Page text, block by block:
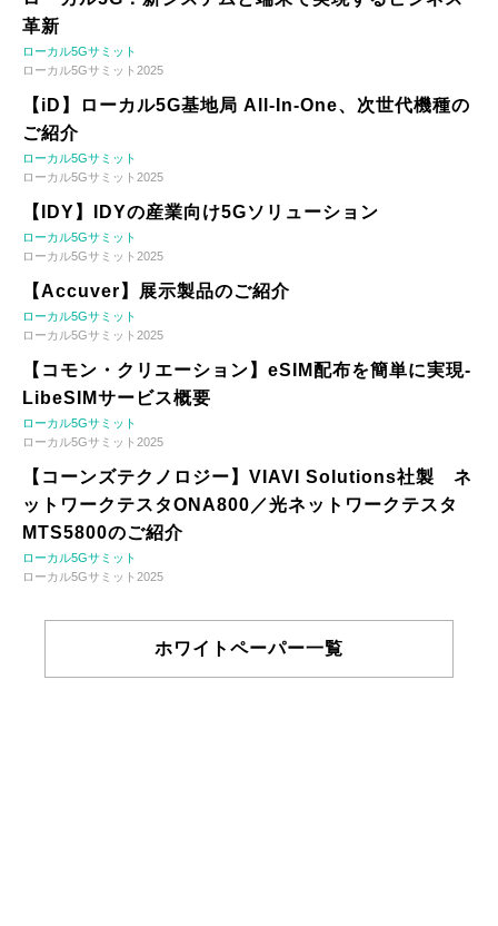
革新
ローカル5Gサミット
ローカル5Gサミット2025
【iD】ローカル5G基地局 All-In-One、次世代機種の
ご紹介
ローカル5Gサミット
ローカル5Gサミット2025
【IDY】IDYの産業向け5Gソリューション
ローカル5Gサミット
ローカル5Gサミット2025
【Accuver】展示製品のご紹介
ローカル5Gサミット
ローカル5Gサミット2025
【コモン・クリエーション】eSIM配布を簡単に実現-
LibeSIMサービス概要
ローカル5Gサミット
ローカル5Gサミット2025
【コーンズテクノロジー】VIAVI Solutions社製 ネ
ットワークテスタONA800／光ネットワークテスタ
MTS5800のご紹介
ローカル5Gサミット
ローカル5Gサミット2025
ホワイトペーパー一覧